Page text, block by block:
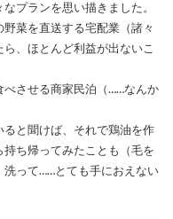
プランを思い描きました。
野菜を直送する宅配業（諸々
、ほとんど利益が出ないこ
べさせる商家民泊（……なんか
ると聞けば、それで鶏油を作
ち帰ってみたことも（毛を
洗って……とても手におえない